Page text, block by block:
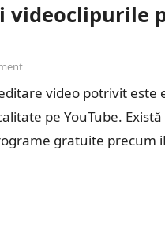
videoclipurile
video potrivit este
pe YouTube.
gratuite precum